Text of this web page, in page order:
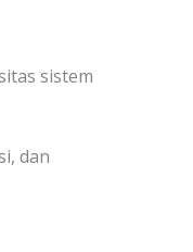
sistem
dan